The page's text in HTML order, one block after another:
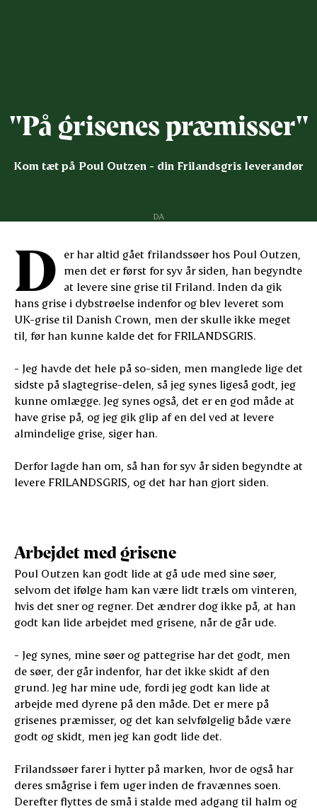
"På grisenes præmisser"
Kom tæt på Poul Outzen - din Frilandsgris leverandør
DA
D
er har altid gået frilandssøer hos Poul Outzen,
men det er først for syv år siden, han begyndte
at levere sine grise til Friland. Inden da gik
hans grise i dybstrøelse indenfor og blev leveret som
UK-grise til Danish Crown, men der skulle ikke meget
til, før han kunne kalde det for FRILANDSGRIS.
- Jeg havde det hele på so-siden, men manglede lige det
sidste på slagtegrise-delen, så jeg synes ligeså godt, jeg
kunne omlægge. Jeg synes også, det er en god måde at
have grise på, og jeg gik glip af en del ved at levere
almindelige grise, siger han.
Derfor lagde han om, så han for syv år siden begyndte at
levere FRILANDSGRIS, og det har han gjort siden.
Arbejdet med grisene
Poul Outzen kan godt lide at gå ude med sine søer,
selvom det ifølge ham kan være lidt træls om vinteren,
hvis det sner og regner. Det ændrer dog ikke på, at han
godt kan lide arbejdet med grisene, når de går ude.
- Jeg synes, mine søer og pattegrise har det godt, men
de søer, der går indenfor, har det ikke skidt af den
grund. Jeg har mine ude, fordi jeg godt kan lide at
arbejde med dyrene på den måde. Det er mere på
grisenes præmisser, og det kan selvfølgelig både være
godt og skidt, men jeg kan godt lide det.
Frilandssøer farer i hytter på marken, hvor de også har
deres smågrise i fem uger inden de fravænnes soen.
Derefter flyttes de små i stalde med adgang til halm og